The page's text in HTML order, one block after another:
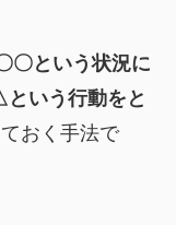
〇という状況に
いう行動をと
おく手法で